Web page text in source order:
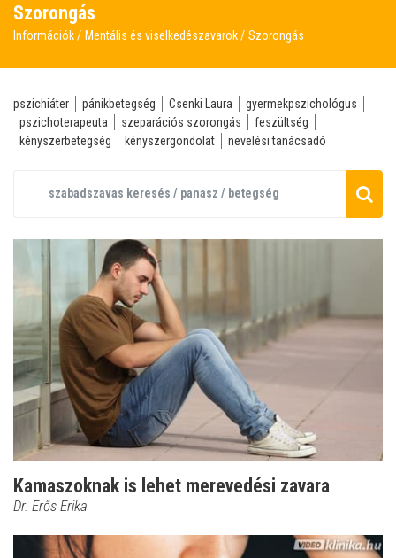
Szorongás
Információk Mentális és viselkedészavarok Szorongás
pszichiáter pánikbetegség Csenki Laura
gyermekpszichológus
pszichoterapeuta
szeparációs szorongás
feszültség
kényszerbetegség
kényszergondolat nevelési tanácsadó
Kamaszoknak is lehet merevedési zavara
Dr. Erős Erika